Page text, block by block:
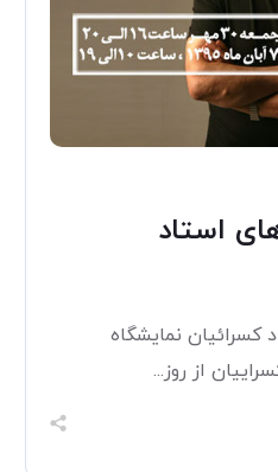
استاد
نمایشگاه
از روز...